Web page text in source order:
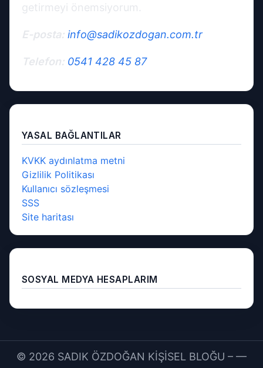
getirmeyi önemsiyorum.
E-posta: info@sadikozdogan.com.tr
Telefon: 0541 428 45 87
YASAL BAĞLANTILAR
KVKK aydınlatma metni
Gizlilik Politikası
Kullanıcı sözleşmesi
SSS
Site haritası
SOSYAL MEDYA HESAPLARIM
© 2026 SADIK ÖZDOĞAN KİŞİSEL BLOĞU – —